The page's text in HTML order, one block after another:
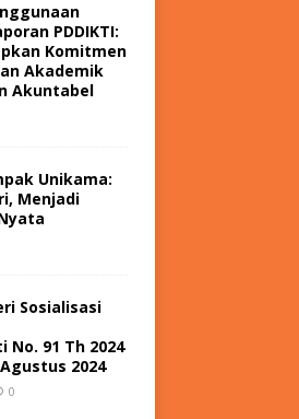
PDDIKTI:
Komitmen
Akademik
Akuntabel
Unikama:
Menjadi
Sosialisasi
91 Th 2024
2024
0